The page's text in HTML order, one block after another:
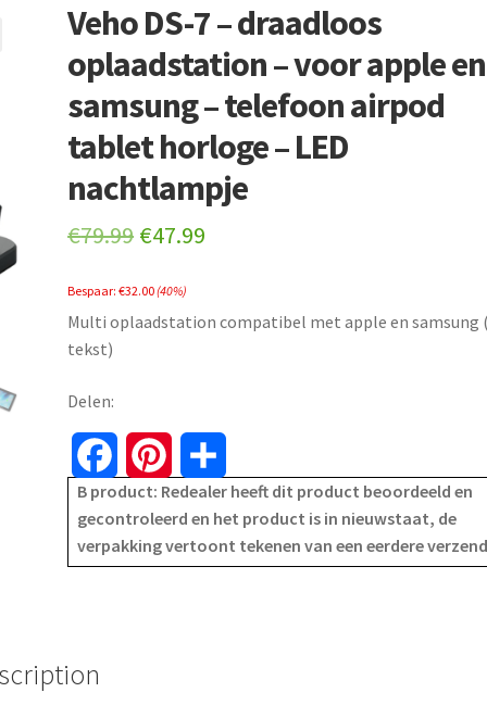
Veho DS-7 – draadloos
oplaadstation – voor apple en
samsung – telefoon airpod
tablet horloge – LED
nachtlampje
€79.99 Original
was:
€47.99
is:
Bespaar:€32.00(40%)
Multi oplaadstation compatibel met apple en samsung
tekst)
Delen:
a
c
i
n
h
a
B product: Redealer heeft dit product beoordeeld en
gecontroleerd en het product is in nieuwstaat, de
verpakking vertoont tekenen van een eerdere